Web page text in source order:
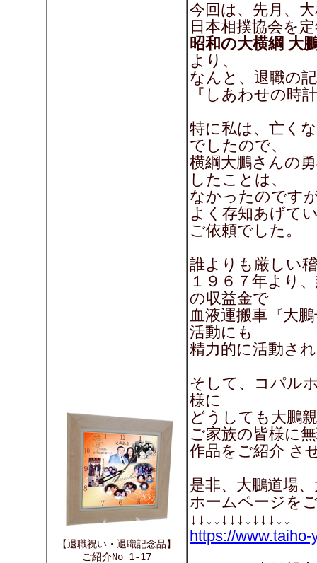
【退職祝い・退職記念品】
ご紹介No 1-17
今回は、先月、
日本相撲協会を
昭和の大横綱 大
より、
なんと、退職の
『しあわせの時
特に私は、亡く
でしたので、
横綱大鵬さんの
したことは、
なかったのです
よく存知あげて
ご依頼でした。
誰よりも厳しい
１９６７年より
の収益金で
血液運搬車『大
活動にも
精力的に活動さ
そして、コパル
様に
どうしても大鵬
ご家族の皆様に
作品をご紹介 さ
是非、大鵬道場
ホームページを
↓↓↓↓↓↓↓↓↓↓↓↓↓
https://